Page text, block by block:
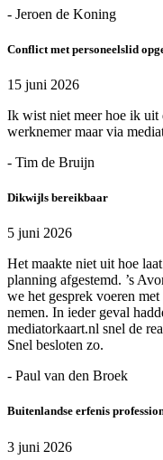
- Jeroen de Koning
Conflict met personeelslid
15 juni 2026
Ik wist niet meer hoe ik uit
werknemer maar via
- Tim de Bruijn
Dikwijls bereikbaar
5 juni 2026
Het maakte niet uit hoe
planning afgestemd. ’s
we het gesprek voeren
nemen. In ieder geval
mediatorkaart.nl snel de
Snel besloten zo.
- Paul van den Broek
Buitenlandse erfenis
3 juni 2026